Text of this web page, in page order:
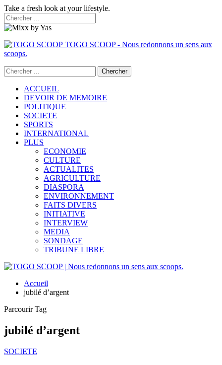
Take a fresh look at your lifestyle.
TOGO SCOOP - Nous redonnons un sens aux
scoops.
ACCUEIL
DEVOIR DE MEMOIRE
POLITIQUE
SOCIETE
SPORTS
INTERNATIONAL
PLUS
ECONOMIE
CULTURE
ACTUALITES
AGRICULTURE
DIASPORA
ENVIRONNEMENT
FAITS DIVERS
INITIATIVE
INTERVIEW
MEDIA
SONDAGE
TRIBUNE LIBRE
Accueil
jubilé d’argent
Parcourir Tag
jubilé d’argent
SOCIETE